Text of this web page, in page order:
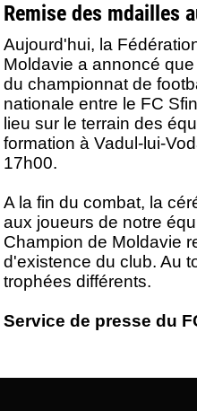
30 January
Dhoraso Moreo KLAS
24 February
Vladislav COSTIN
02 March
Veaceslav COZMA
Emmanuel AFETSE
20 March
Jayder Moreno ASPRILLA
22 March
Samba KONÉ
26 March
04
13
15
28
15
Remise des mdailles
Aujourd'hui, la
Moldavie a annoncé
du championnat de
nationale entre le FC
lieu sur le terrain des
formation à Vadul-lui-
17h00.
A la fin du combat, la
aux joueurs de notre
Champion de Moldavie
d'existence du club. Au
trophées différents.
Service de presse du